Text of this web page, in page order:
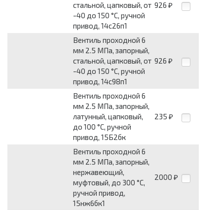
стальной, цапковый, от
-40 до 150 °С, ручной
привод, 14с26п1
926 ₽
Вентиль проходной 6
мм 2.5 МПа, запорный,
стальной, цапковый, от
-40 до 150 °С, ручной
привод, 14с98п1
926 ₽
Вентиль проходной 6
мм 2.5 МПа, запорный,
латунный, цапковый,
до 100 °С, ручной
привод, 15Б2бк
235 ₽
Вентиль проходной 6
мм 2.5 МПа, запорный,
нержавеющий,
муфтовый, до 300 °С,
ручной привод,
15нж6бк1
2000 ₽